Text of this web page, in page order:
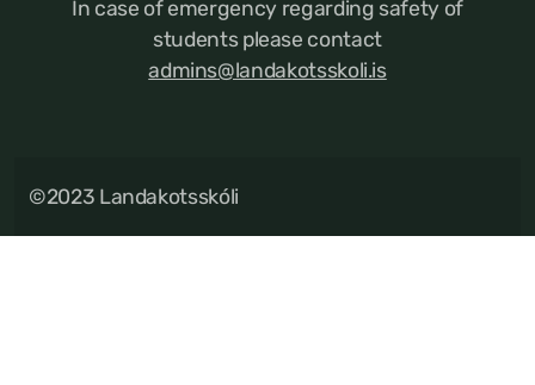
In case of emergency regarding safety of
students please contact
admins@landakotsskoli.is
©2023 Landakotsskóli